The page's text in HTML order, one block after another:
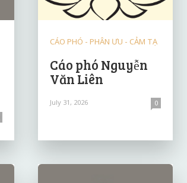
CÁO PHÓ - PHÂN ƯU - CẢM TẠ
Cáo phó Nguyễn
Văn Liên
July 31, 2026 0